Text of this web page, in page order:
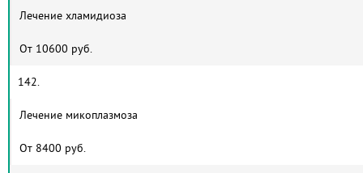
Лечение хламидиоза
От 10600 руб.
142.
Лечение микоплазмоза
От 8400 руб.